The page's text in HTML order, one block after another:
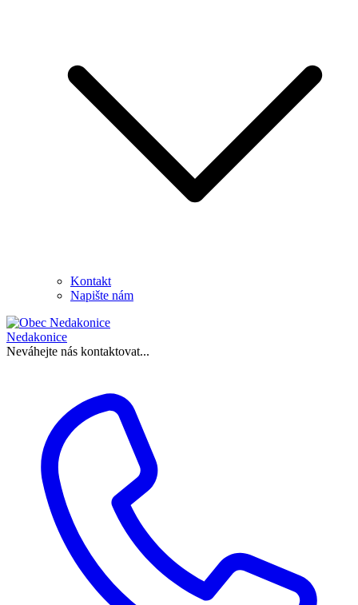
Kontakt
Napište nám
Nedakonice
Neváhejte nás kontaktovat...